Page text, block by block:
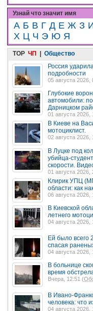
Узнай что значит имя
А Б В Г Д Е Ж З
Х Ц Ч Э Ю Я
TOP ЧП | Общество
Россия
подробности
05 августа 2026,
Глубокие
автомобили:
Дарницком
01 августа 2026,
В Киеве на
мотоциклист.
02 августа 2026,
В Луцке под
убийца-
скорости.
01 августа 2026,
Клирик УПЦ
области: как
06 августа 2026,
В Киевской
летнего
04 августа 2026,
Ей было всего
спасая
04 августа 2026,
В больнице
время
Вчера, 12:51 (
В Ивано-
человека: что
04 августа 2026,